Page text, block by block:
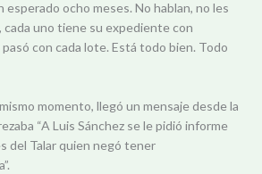
esperado ocho meses. No hablan, no les
uno tiene su expediente con
con cada lote. Está todo bien. Todo
momento, llegó un mensaje desde la
“A Luis Sánchez se le pidió informe
del Talar quien negó tener